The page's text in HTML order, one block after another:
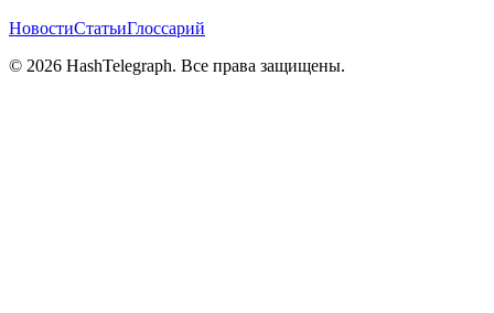
НовостиСтатьиГлоссарий
© 2026 HashTelegraph. Все права защищены.